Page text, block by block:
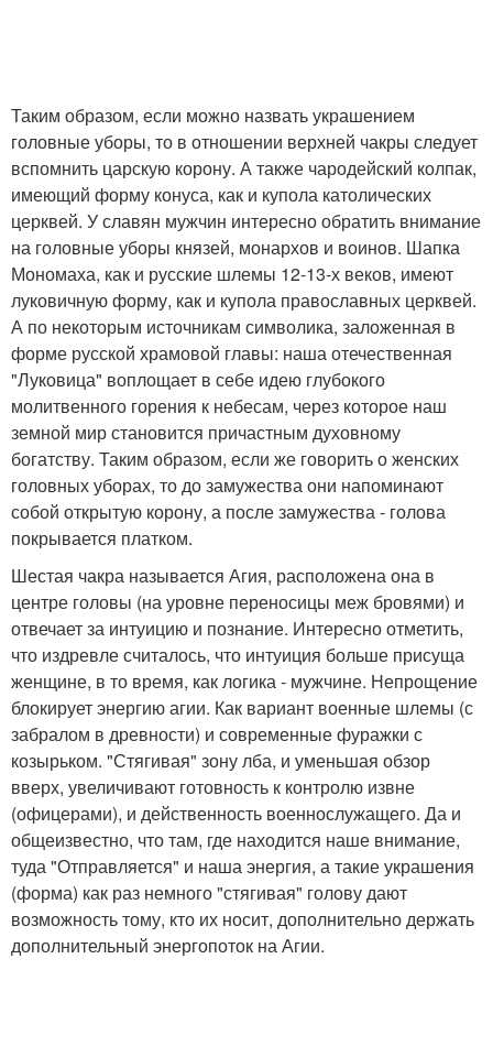
Таким образом, если можно назвать украшением
головные уборы, то в отношении верхней чакры следует
вспомнить царскую корону. А также чародейский колпак,
имеющий форму конуса, как и купола католических
церквей. У славян мужчин интересно обратить внимание
на головные уборы князей, монархов и воинов. Шапка
Мономаха, как и русские шлемы 12-13-х веков, имеют
луковичную форму, как и купола православных церквей.
А по некоторым источникам символика, заложенная в
форме русской храмовой главы: наша отечественная
"Луковица" воплощает в себе идею глубокого
молитвенного горения к небесам, через которое наш
земной мир становится причастным духовному
богатству. Таким образом, если же говорить о женских
головных уборах, то до замужества они напоминают
собой открытую корону, а после замужества - голова
покрывается платком.
Шестая чакра называется Агия, расположена она в
центре головы (на уровне переносицы меж бровями) и
отвечает за интуицию и познание. Интересно отметить,
что издревле считалось, что интуиция больше присуща
женщине, в то время, как логика - мужчине. Непрощение
блокирует энергию агии. Как вариант военные шлемы (с
забралом в древности) и современные фуражки с
козырьком. "Стягивая" зону лба, и уменьшая обзор
вверх, увеличивают готовность к контролю извне
(офицерами), и действенность военнослужащего. Да и
общеизвестно, что там, где находится наше внимание,
туда "Отправляется" и наша энергия, а такие украшения
(форма) как раз немного "стягивая" голову дают
возможность тому, кто их носит, дополнительно держать
дополнительный энергопоток на Агии.